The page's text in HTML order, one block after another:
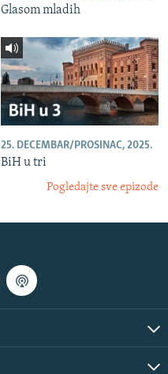
Glasom mladih
25. DECEMBAR/PROSINAC, 2025.
BiH u tri
Pogledajte sve epizode